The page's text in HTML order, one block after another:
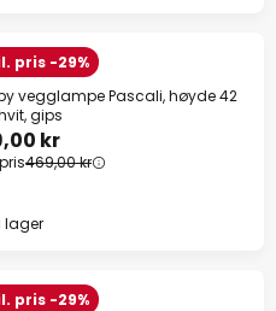
pris -29%
vegglampe Pascali, høyde 42
gips
kr
469,00 kr
lager
pris -29%